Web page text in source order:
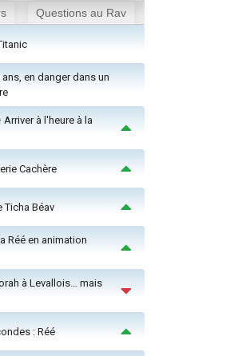
Questions au Rav
ans, en danger dans un
à l'heure à la
Cachère
Ticha Béav
Réé en animation
à Levallois… mais
: Réé